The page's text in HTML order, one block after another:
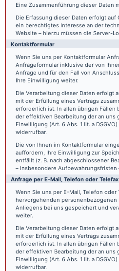
Eine Zusammenführung dieser Daten
Die Erfassung dieser Daten erfolgt auf
ein berechtigtes Interesse an der
Website – hierzu müssen die Server-
Kontaktformular
Wenn Sie uns per Kontaktformular
Anfrageformular inklusive der von
Anfrage und für den Fall von
Ihre Einwilligung weiter.
Die Verarbeitung dieser Daten erfolgt
mit der Erfüllung eines Vertrags
erforderlich ist. In allen übrigen Fällen
der effektiven Bearbeitung der an uns
Einwilligung (Art. 6 Abs. 1 lit. a
widerrufbar.
Die von Ihnen im Kontaktformular
auffordern, Ihre Einwilligung zur
entfällt (z. B. nach abgeschlossener
– insbesondere
Anfrage per E-Mail, Telefon oder Telefax
Wenn Sie uns per E-Mail, Telefon
hervorgehenden personenbezogenen
Anliegens bei uns gespeichert und
weiter.
Die Verarbeitung dieser Daten erfolgt
mit der Erfüllung eines Vertrags
erforderlich ist. In allen übrigen Fällen
der effektiven Bearbeitung der an uns
Einwilligung (Art. 6 Abs. 1 lit. a
widerrufbar.